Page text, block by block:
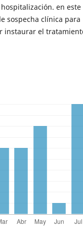
en
sospecha clínica para
instaurar el